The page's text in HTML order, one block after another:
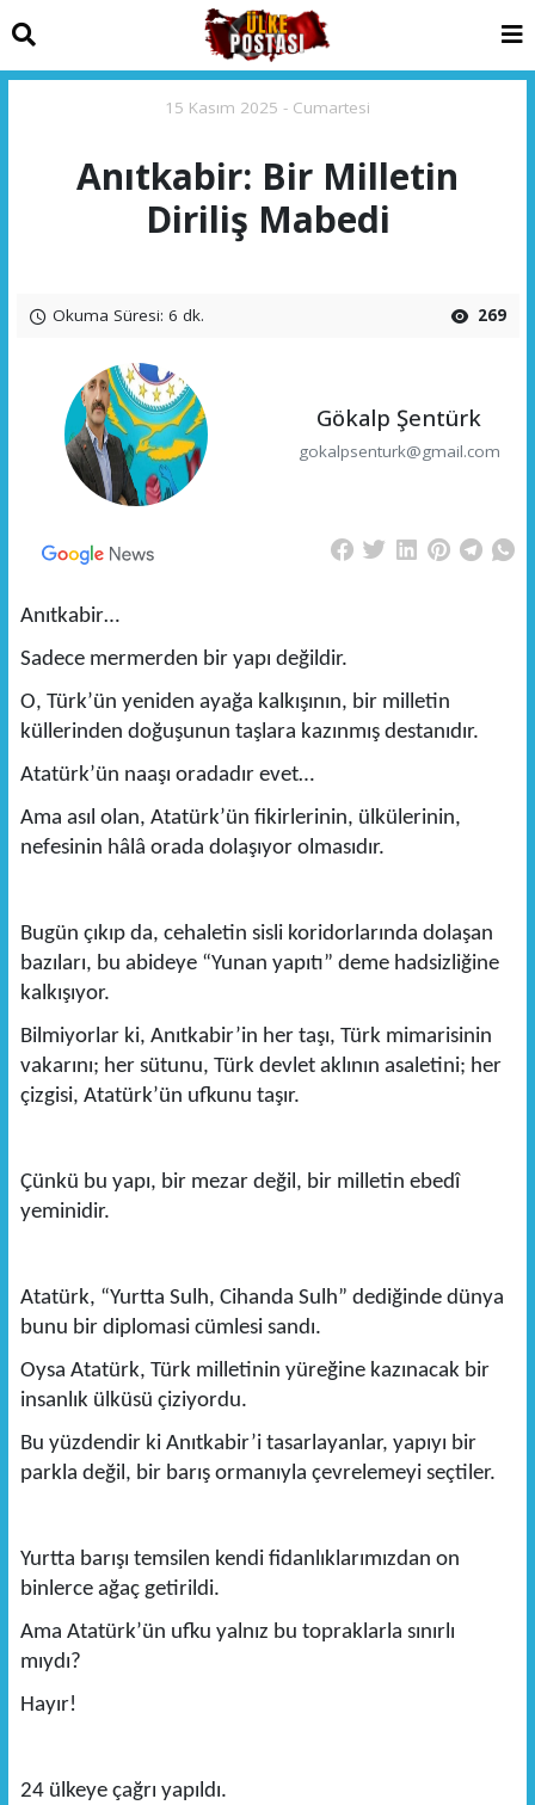
15 Kasım 2025 - Cumartesi
Anıtkabir: Bir Milletin
Diriliş Mabedi
Okuma Süresi: 6 dk. 269
Gökalp Şentürk
gokalpsenturk@gmail.com
Anıtkabir…
Sadece mermerden bir yapı değildir.
O, Türk’ün yeniden ayağa kalkışının, bir milletin
küllerinden doğuşunun taşlara kazınmış destanıdır.
Atatürk’ün naaşı oradadır evet…
Ama asıl olan, Atatürk’ün fikirlerinin, ülkülerinin,
nefesinin hâlâ orada dolaşıyor olmasıdır.
Bugün çıkıp da, cehaletin sisli koridorlarında dolaşan
bazıları, bu abideye “Yunan yapıtı” deme hadsizliğine
kalkışıyor.
Bilmiyorlar ki, Anıtkabir’in her taşı, Türk mimarisinin
vakarını; her sütunu, Türk devlet aklının asaletini; her
çizgisi, Atatürk’ün ufkunu taşır.
Çünkü bu yapı, bir mezar değil, bir milletin ebedî
yeminidir.
Atatürk, “Yurtta Sulh, Cihanda Sulh” dediğinde dünya
bunu bir diplomasi cümlesi sandı.
Oysa Atatürk, Türk milletinin yüreğine kazınacak bir
insanlık ülküsü çiziyordu.
Bu yüzdendir ki Anıtkabir’i tasarlayanlar, yapıyı bir
parkla değil, bir barış ormanıyla çevrelemeyi seçtiler.
Yurtta barışı temsilen kendi fidanlıklarımızdan on
binlerce ağaç getirildi.
Ama Atatürk’ün ufku yalnız bu topraklarla sınırlı
mıydı?
Hayır!
24 ülkeye çağrı yapıldı.